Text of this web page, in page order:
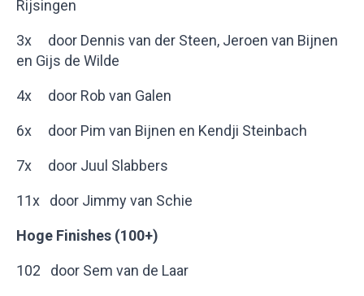
Rijsingen
3x door Dennis van der Steen, Jeroen van Bijnen
en Gijs de Wilde
4x door Rob van Galen
6x door Pim van Bijnen en Kendji Steinbach
7x door Juul Slabbers
11x door Jimmy van Schie
Hoge Finishes (100+)
102 door Sem van de Laar